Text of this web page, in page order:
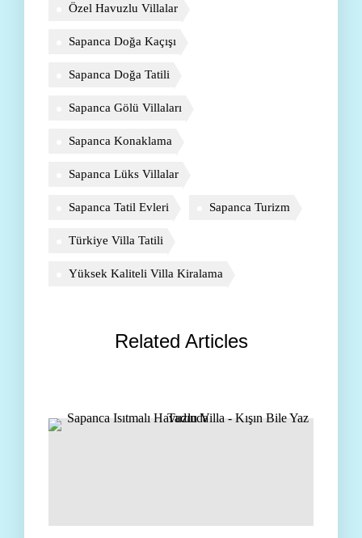
Özel Havuzlu Villalar
Sapanca Doğa Kaçışı
Sapanca Doğa Tatili
Sapanca Gölü Villaları
Sapanca Konaklama
Sapanca Lüks Villalar
Sapanca Tatil Evleri Sapanca Turizm
Türkiye Villa Tatili
Yüksek Kaliteli Villa Kiralama
Related Articles